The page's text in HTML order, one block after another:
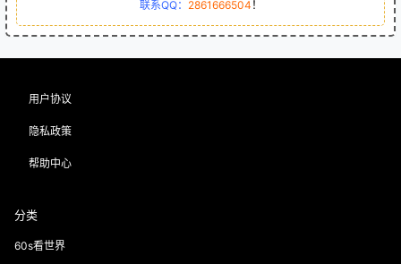
联系QQ： 2861666504 ！
用户协议
隐私政策
帮助中心
分类
60s看世界